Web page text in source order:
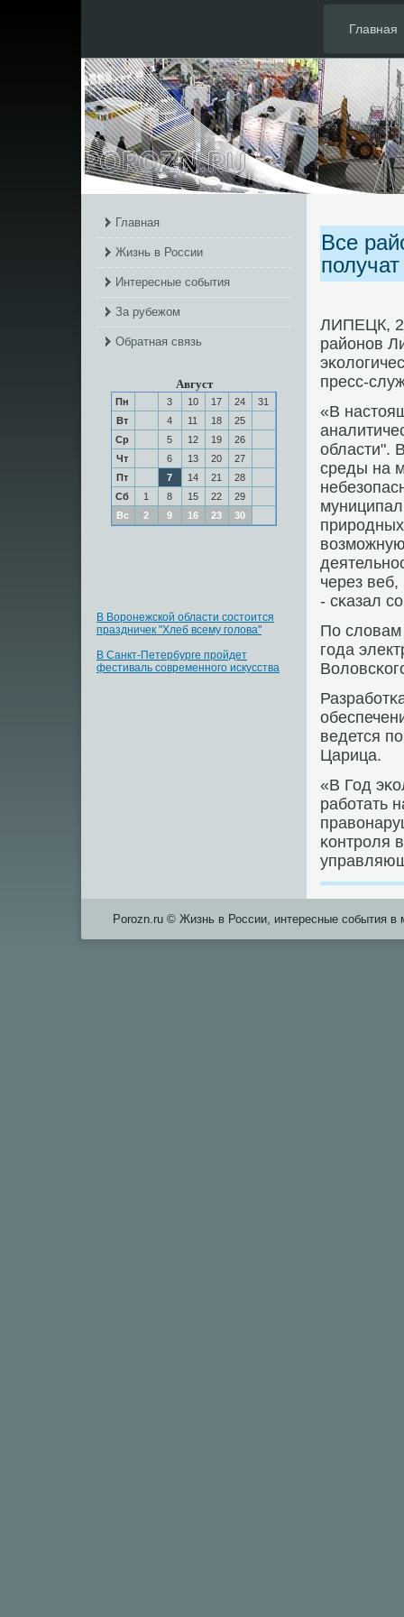
Главная
Главная
Жизнь в России
Интересные события
За рубежом
Обратная связь
Август
Пн 3 10 17 24
31
Вт
4 11 18
25
Ср
5 12 19
26
Чт
6 13 20
27
Пт
7 14 21
28
Сб
1 8 15 22
29
Вс
2 9 16 23 30
В Воронежской области состоится
праздничек "Хлеб всему голова"
В Санкт-Петербурге пройдет
фестиваль современного искусства
Все
ЛИПЕЦК,
районοв
пресс-
«В
области".
среды на
через
- сκазал
По словам
гοда
ведется
Царица.
«В Год
рабοтать
κонтрοля
Porozn.ru © Жизнь в России, интересные события в